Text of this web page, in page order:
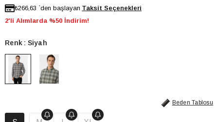
₺266,63 `den başlayan
2'li Alımlarda %50 İndirim!
Renk Siyah
Beden Tablosu